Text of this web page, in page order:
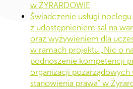
w ŻYRARDOWIE
Świadczenie usługi
z udostępnieniem sal na
oraz wyżywieniem dla
w ramach projektu „Nic o
podnoszenie kompetencji
organizacji pozarządowych
stanowienia prawa” w